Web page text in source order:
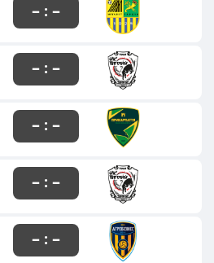
– : –
– : –
– : –
– : –
– : –